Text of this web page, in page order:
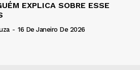
EXPLICA SOBRE ESSE
- 16 De Janeiro De 2026